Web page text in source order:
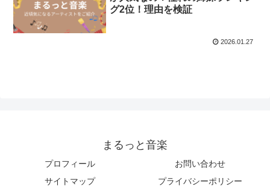
グ2位！理由を検証
2026.01.27
まるっと音楽
プロフィール
お問い合わせ
サイトマップ
プライバシーポリシー